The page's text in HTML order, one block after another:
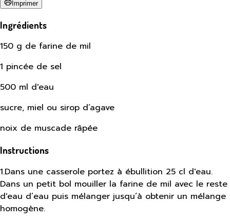
Imprimer
Ingrédients
150 g de farine de mil
1 pincée de sel
500 ml d'eau
sucre, miel ou sirop d’agave
noix de muscade râpée
Instructions
1.Dans une casserole portez à ébullition 25 cl d'eau.
Dans un petit bol mouiller la farine de mil avec le reste
d'eau d’eau puis mélanger jusqu’à obtenir un mélange
homogène.